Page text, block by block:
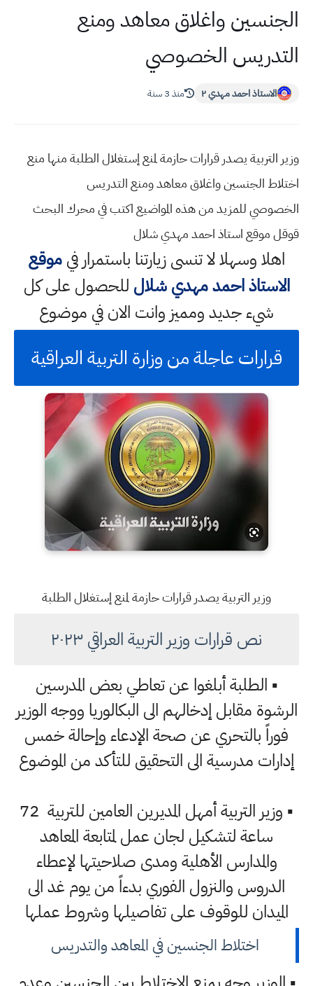
الجنسين واغلاق معاهد ومنع
التدريس الخصوصي
الاستاذ احمد مهدي ٢ منذ 3 سنة
وزير التربية يصدر قرارات حازمة لمنع إستغلال الطلبة منها منع
اختلاط الجنسين واغلاق معاهد ومنع التدريس
الخصوصي للمزيد من هذه المواضيع اكتب في محرك البحث
قوقل موقع استاذ احمد مهدي شلال
اهلا وسهلالا تنسى زيارتنا باستمرار فيموقع
الاستاذ احمد مهدي شلال للحصول على كل
شيء جديد ومميز وانت الان في موضوع
قرارات عاجلة من وزارة التربية العراقية
وزير التربية يصدر قرارات حازمة لمنع إستغلال الطلبة
نص قرارات وزير التربية العراقي ٢٠٢٣
▪️ الطلبة أبلغوا عن تعاطي بعض المدرسين
الرشوة مقابل إدخالهم الى البكالوريا ووجه الوزير
فوراً بالتحري عن صحة الإدعاء وإحالة خمس
إدارات مدرسية الى التحقيق للتأكد من الموضوع
▪️ وزير التربية أمهل المديرين العامين للتربية 72
ساعة لتشكيل لجان عمل لمتابعة المعاهد
والمدارس الأهلية ومدى صلاحيتها لإعطاء
الدروس والنزول الفوري بدءاً من يوم غد الى
الميدان للوقوف على تفاصيلها وشروط عملها
اختلاط الجنسين في المعاهد والتدريس